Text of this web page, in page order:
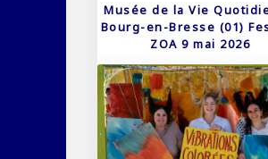
Musée de la Vie
Bourg-en-Bresse (01)
ZOA 9 mai 2026